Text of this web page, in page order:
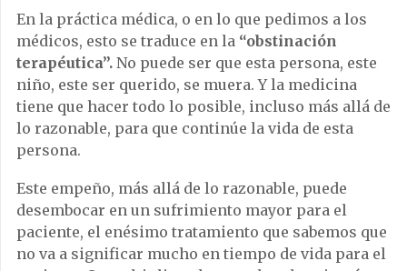
En la práctica médica, o en lo que pedimos a los
médicos, esto se traduce en la “obstinación
terapéutica”. No puede ser que esta persona, este
niño, este ser querido, se muera. Y la medicina
tiene que hacer todo lo posible, incluso más allá de
lo razonable, para que continúe la vida de esta
persona.
Este empeño, más allá de lo razonable, puede
desembocar en un sufrimiento mayor para el
paciente, el enésimo tratamiento que sabemos que
no va a significar mucho en tiempo de vida para el